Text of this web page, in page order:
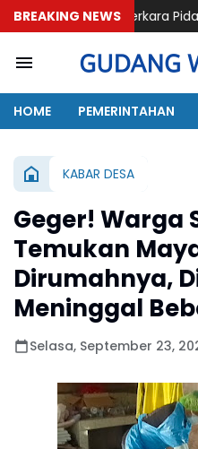
BREAKING NEWS
Perkara Pidana Umum
HOME PEMERINTAHAN
KABAR DESA
Geger! Warga
Temukan
Dirumahnya,
Meninggal
Selasa, September 23,